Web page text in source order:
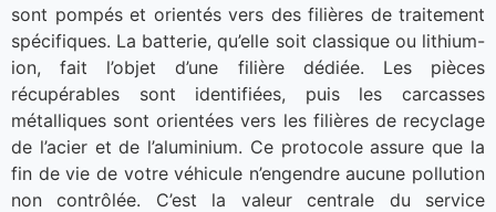
sont pompés et orientés vers des filières de traitement
spécifiques. La batterie, qu’elle soit classique ou lithium-
ion, fait l’objet d’une filière dédiée. Les pièces
récupérables sont identifiées, puis les carcasses
métalliques sont orientées vers les filières de recyclage
de l’acier et de l’aluminium. Ce protocole assure que la
fin de vie de votre véhicule n’engendre aucune pollution
non contrôlée. C’est la valeur centrale du service